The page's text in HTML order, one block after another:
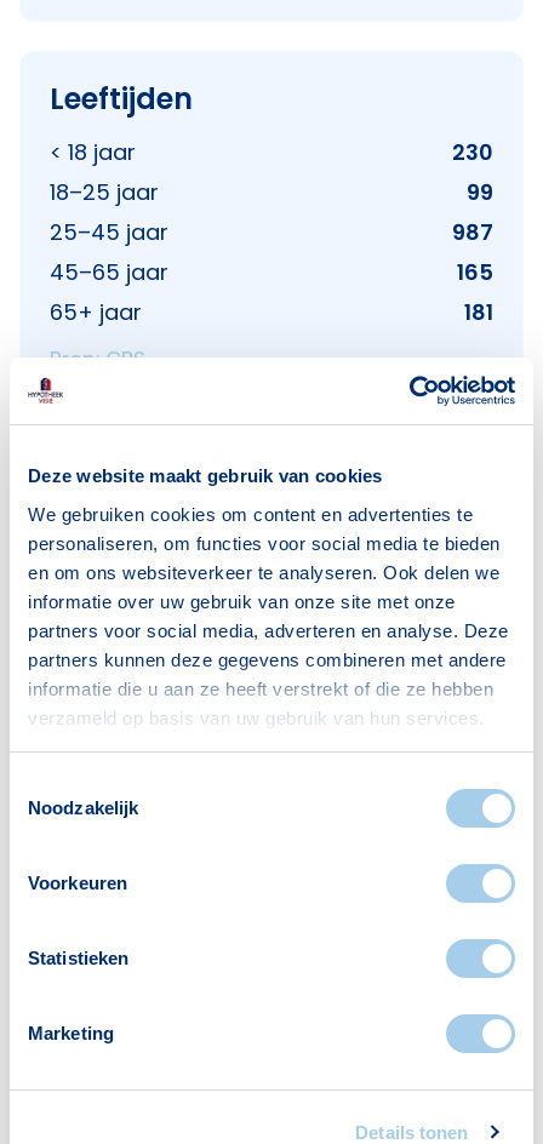
Deze website maakt gebruik van cookies
We gebruiken cookies om content en advertenties te
personaliseren, om functies voor social media te bieden
en om ons websiteverkeer te analyseren. Ook delen we
informatie over uw gebruik van onze site met onze
partners voor social media, adverteren en analyse. Deze
partners kunnen deze gegevens combineren met andere
informatie die u aan ze heeft verstrekt of die ze hebben
verzameld op basis van uw gebruik van hun services.
Noodzakelijk
Voorkeuren
Statistieken
Marketing
Details tonen
Leeftijden
< 18 jaar
230
18–25 jaar
99
25–45 jaar
987
45–65 jaar
165
65+ jaar
181
Bron: CBS
Huishoudens
Alleenwonend
387
Gezin zonder kinderen
308
Gezin met kinderen
Bron: CBS
Deze wijk heeft het allemaal voor je. Zo vind je